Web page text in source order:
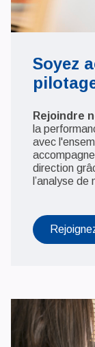
Soyez
Rejoindre
la
avec
direction
l’analyse